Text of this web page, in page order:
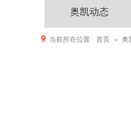
奥凯动态
当前所在位置: 首页 » 奥